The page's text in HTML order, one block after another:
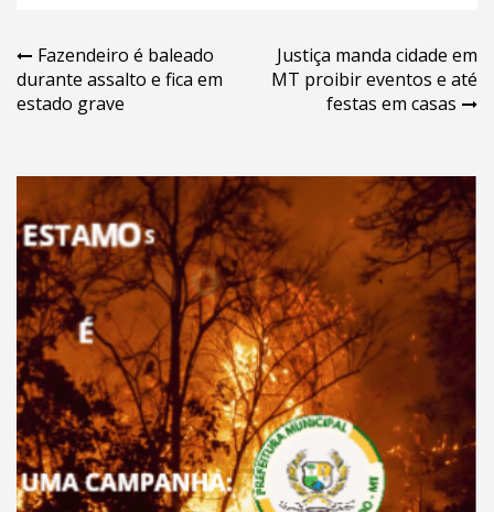
Navegação
de
Fazendeiro é baleado
durante assalto e fica em
estado grave
Justiça manda cidade em
MT proibir eventos e até
festas em casas